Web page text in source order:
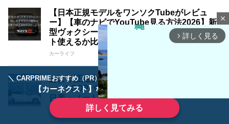
＼ CARPRIMEおすすめ（PR） ／
【カーネクスト】ならどんなクルマも高価買取
詳しく見てみる
【日本正規モデルをワンソクTubeがレビュ
ー】【車のナビでYouTube見る方法2026】新
型ヴォクシー･RAV4･ハスラーでオットキャス
ト使えるか比較検証! オススメはどれ?!
カーライフ
論より証拠!試して実感その効果!!シュアラスタ
ー LOOPパワーショット 『ザ・体感！！』
日産・ノート編
クルマ
close
arrow_forward_ios 詳しく見る